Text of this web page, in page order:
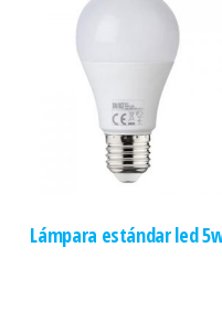
Lámpara estándar led